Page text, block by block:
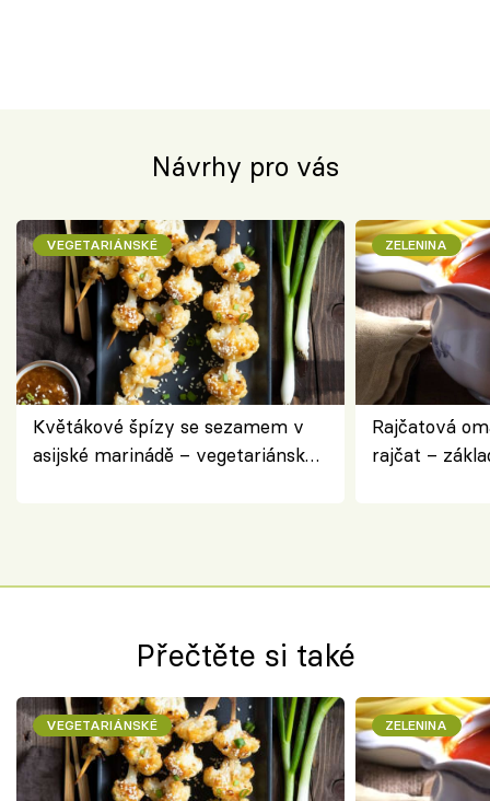
Návrhy pro vás
VEGETARIÁNSKÉ
Květákové špízy se sezamem v
asijské marinádě – vegetariánská
ZELENINA
Rajčatová
rajčat –
Přečtěte si také
VEGETARIÁNSKÉ ZELENINA